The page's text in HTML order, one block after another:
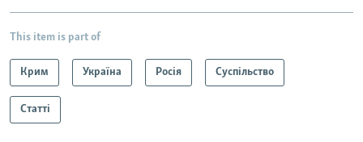
This item is part of
Крим Україна Росія Суспільство
Статті